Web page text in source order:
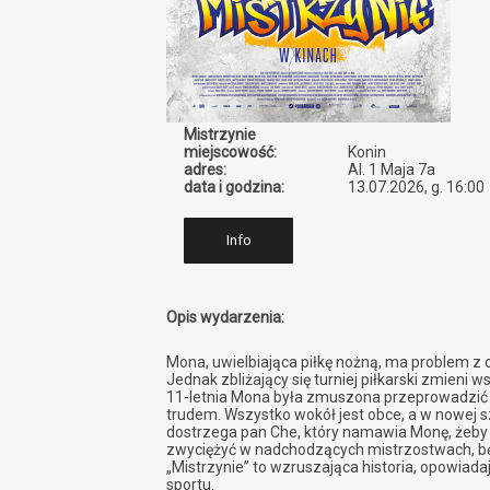
Mistrzynie
miejscowość:
Konin
adres:
Al. 1 Maja 7a
data i godzina:
13.07.2026, g. 16:00
Info
Opis wydarzenia:
Mona, uwielbiająca piłkę nożną, ma problem
Jednak zbliżający się turniej piłkarski zmieni
11-letnia Mona była zmuszona
trudem. Wszystko wokół jest obce, a w nowej
dostrzega pan Che, który namawia Monę,
zwyciężyć w nadchodzących mistrzostwach,
„Mistrzynie” to wzruszająca historia,
sportu.